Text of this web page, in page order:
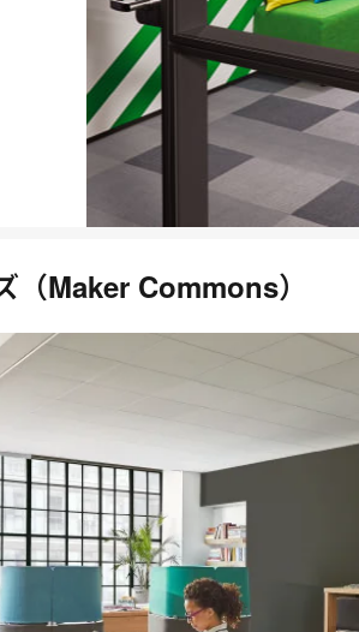
（Maker Commons）